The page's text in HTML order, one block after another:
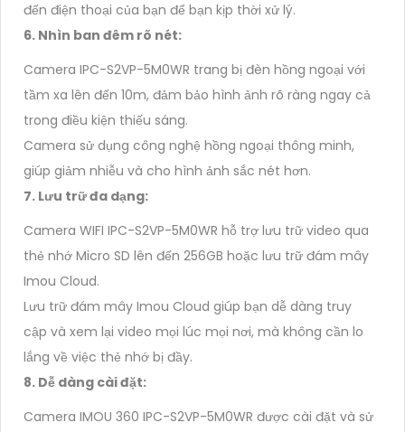
đến điện thoại của bạn để bạn kịp thời xử lý.
6. Nhìn ban đêm rõ nét:
Camera IPC-S2VP-5M0WR trang bị đèn hồng ngoại với
tầm xa lên đến 10m, đảm bảo hình ảnh rõ ràng ngay cả
trong điều kiện thiếu sáng.
Camera sử dụng công nghệ hồng ngoại thông minh,
giúp giảm nhiễu và cho hình ảnh sắc nét hơn.
7. Lưu trữ đa dạng:
Camera WIFI IPC-S2VP-5M0WR hỗ trợ lưu trữ video qua
thẻ nhớ Micro SD lên đến 256GB hoặc lưu trữ đám mây
Imou Cloud.
Lưu trữ đám mây Imou Cloud giúp bạn dễ dàng truy
cập và xem lại video mọi lúc mọi nơi, mà không cần lo
lắng về việc thẻ nhớ bị đầy.
8. Dễ dàng cài đặt:
Camera IMOU 360 IPC-S2VP-5M0WR được cài đặt và sử